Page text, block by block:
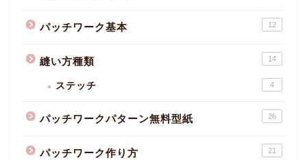
パッチワーク基本 12
縫い方種類 14
ステッチ 4
パッチワークパターン無料型紙 26
パッチワーク作り方 21